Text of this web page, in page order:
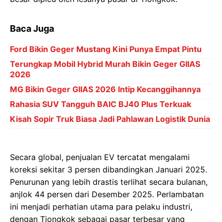
Baca Juga
Ford Bikin Geger Mustang Kini Punya Empat Pintu
Terungkap Mobil Hybrid Murah Bikin Geger GIIAS
2026
MG Bikin Geger GIIAS 2026 Intip Kecanggihannya
Rahasia SUV Tangguh BAIC BJ40 Plus Terkuak
Kisah Sopir Truk Biasa Jadi Pahlawan Logistik Dunia
Secara global, penjualan EV tercatat mengalami
koreksi sekitar 3 persen dibandingkan Januari 2025.
Penurunan yang lebih drastis terlihat secara bulanan,
anjlok 44 persen dari Desember 2025. Perlambatan
ini menjadi perhatian utama para pelaku industri,
dengan Tiongkok sebagai pasar terbesar yang